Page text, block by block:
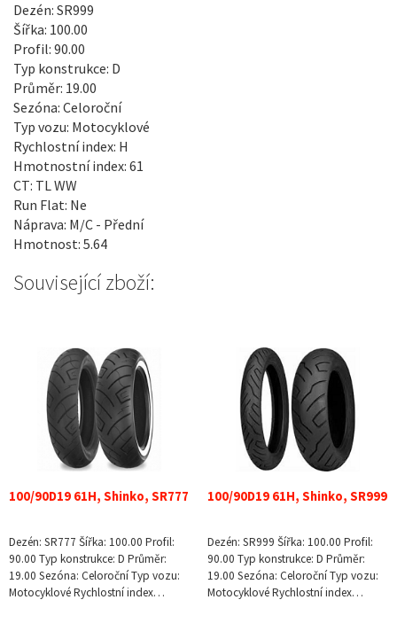
Dezén: SR999
Šířka: 100.00
Profil: 90.00
Typ konstrukce: D
Průměr: 19.00
Sezóna: Celoroční
Typ vozu: Motocyklové
Rychlostní index: H
Hmotnostní index: 61
CT: TL WW
Run Flat: Ne
Náprava: M/C - Přední
Hmotnost: 5.64
Související zboží:
100/90D19 61H, Shinko, SR777
Dezén: SR777 Šířka: 100.00 Profil:
90.00 Typ konstrukce: D Průměr:
19.00 Sezóna: Celoroční Typ vozu:
Motocyklové Rychlostní index…
100/90D19 61H, Shinko, SR999
Dezén: SR999 Šířka: 100.00 Profil:
90.00 Typ konstrukce: D Průměr:
19.00 Sezóna: Celoroční Typ vozu:
Motocyklové Rychlostní index…